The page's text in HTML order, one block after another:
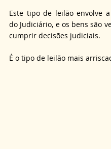
Este tipo de leilão envolve
do Judiciário, e os bens são
cumprir decisões judiciais.
É o tipo de leilão mais